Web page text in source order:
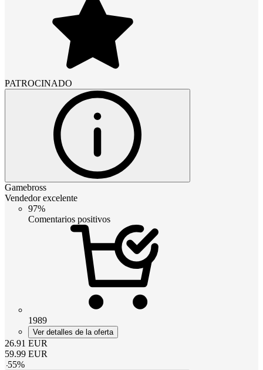
PATROCINADO
Gamebross
Vendedor excelente
97%
Comentarios positivos
1989
Ver detalles de la oferta
26.91 EUR
59.99 EUR
-55%